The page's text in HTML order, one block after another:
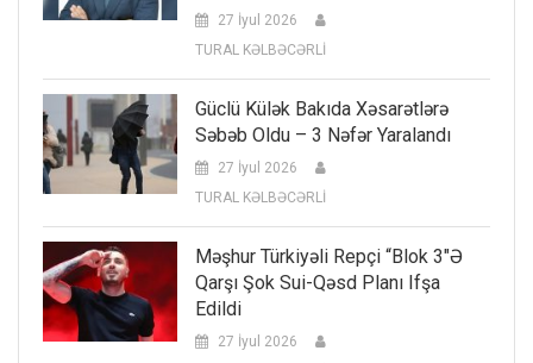
27 İyul 2026
TURAL KƏLBƏCƏRLİ
Güclü Külək Bakıda Xəsarətlərə
Səbəb Oldu – 3 Nəfər Yaralandı
27 İyul 2026
TURAL KƏLBƏCƏRLİ
Məşhur Türkiyəli Repçi “Blok 3″ə
Qarşı Şok Sui-Qəsd Planı Ifşa
Edildi
27 İyul 2026